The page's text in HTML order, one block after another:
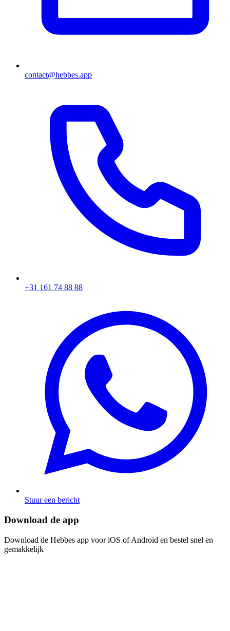
contact@hebbes.app
+31 161 74 88 88‬​​​​‌ ‍ ​‍​‍‌‍ ‌ ​‍‌‍‍‌‌‍‌ ‌‍‍‌‌‍ ‍​‍​‍​ ‍‍​‍​‍‌ ​ ‌‍​‌‌‍ ‍‌‍‍‌‌ ‌​‌ ‍‌​‍ ‍‌‍‍‌‌‍ ​‍​‍​‍ ​​‍​‍‌‍‍​‌ ​‍‌‍‌‌‌‍‌‍​‍​‍​ ‍‍​‍​‍‌‍‍​‌ ‌​‌ ‌​‌ ​​​ ‍‍​‍ ​‍ ‌‍ ​‌‍ ‌‍​ ‌‍​‌‌‍ ​‌‍‍​‌‍ ‌ ​ ‌ ‌​​ ‍‍​ ​ ​ ​ ​ ​ ​ ​ ​‍ ‌‍‍‌‌‍ ‍‌ ‌​‌‍‌‌‌‍ ‍‌ ‌​​‍ ‌‍‌‌‌‍‌​‌‍‍‌‌ ‌​​‍ ‌‍ ‌‌‍ ‌‍‌​‌‍‌‌​ ‌‌ ​​‌ ​‍‌‍‌‌‌ ​ ‌‍‌‌‌‍ ‍‌ ‌​‌‍​‌‌ ‌​‌‍‍‌‌‍ ‌‍ ‍​ ‍ ‌‍‍‌‌‍‌​​ ‌‌‍‌ ‌‍ ​‌‍ ‌‍​‍‌‍​‌‌‍ ​​ ‍ ‌ ‌​‌ ‍‌‌ ​​‌‍‌‌​ ‌‌‍‌ ‌‍ ​‌‍ ‌‍​‍‌‍​‌‌‍ ​​ ‍ ‌ ​​‌‍​‌‌ ‌​‌‍‍​​ ‌‌‍​ ‌‍ ‌‍ ‍‌ ‌​‌‍​‌‌‍​ ‌ ‌​​‍ ‍‌ ​​‌‍‍​‌‍ ‌‍ ‍‌‍‌‌​ ‌‍​‍‌‍​‌‌ ​ ‌‍‌‌‌‌‌‌‌ ​‍‌‍ ​​ ‌‌‍‍​‌ ‌​‌ ‌​‌ ​​​‍‌‌​ ​ ‌​​‌​‍‌‌​ ​‍‌​‌‍​‍‌‌​ ​‍‌​‌‍‌‍ ​‌‍ ‌‍​ ‌‍​‌‌‍ ​‌‍‍​‌‍ ‌ ​ ‌ ‌​​‍‌‌​ ​ ‌​​‌​ ​ ​ ​ ​ ​ ​ ​ ​‍‌‍‌‍‍‌‌‍‌​​ ‌‌‍‌ ‌‍ ​‌‍ ‌‍​‍‌‍​‌‌‍ ​​‍‌‍‌ ‌​‌ ‍‌‌ ​​‌‍‌‌​ ‌‌‍‌ ‌‍ ​‌‍ ‌‍​‍‌‍​‌‌‍ ​​‍‌‍‌ ​​‌‍​‌‌ ‌​‌‍‍​​ ‌‌‍​ ‌‍ ‌‍ ‍‌ ‌​‌‍​‌‌‍​ ‌ ‌​​‍ ‍‌ ​​‌‍‍​‌‍ ‌‍ ‍‌‍‌‌​‍‌‍‌ ​​‌‍‌‌‌ ​‍‌ ​ ‌ ​​‌‍‌‌‌‍​ ‌ ‌​‌‍‍‌‌ ‌‍‌‍‌‌​ ‌‌ ​​‌ ‌‌‌‍​‍‌‍ ​‌‍‍‌‌ ​ ‌‍‍​‌‍‌‌‌‍‌​​‍​‍‌ ‌
Stuur een bericht
Download de app​​​​‌ ‍ ​‍​‍‌‍ ‌ ​‍‌‍‍‌‌‍‌ ‌‍‍‌‌‍ ‍​‍​‍​ ‍‍​‍​‍‌ ​ ‌‍​‌‌‍ ‍‌‍‍‌‌ ‌​‌ ‍‌​‍ ‍‌‍‍‌‌‍ ​‍​‍​‍ ​​‍​‍‌‍‍​‌ ​‍‌‍‌‌‌‍‌‍​‍​‍​ ‍‍​‍​‍‌‍‍​‌ ‌​‌ ‌​‌ ​​​ ‍‍​‍ ​‍ ‌‍ ​‌‍ ‌‍​ ‌‍​‌‌‍ ​‌‍‍​‌‍ ‌ ​ ‌ ‌​​ ‍‍​ ​ ​ ​ ​ ​ ​ ​ ​‍ ‌‍‍‌‌‍ ‍‌ ‌​‌‍‌‌‌‍ ‍‌ ‌​​‍ ‌‍‌‌‌‍‌​‌‍‍‌‌ ‌​​‍ ‌‍ ‌‌‍ ‌‍‌​‌‍‌‌​ ‌‌ ​​‌ ​‍‌‍‌‌‌ ​ ‌‍‌‌‌‍ ‍‌ ‌​‌‍​‌‌ ‌​‌‍‍‌‌‍ ‌‍ ‍​ ‍ ‌‍‍‌‌‍‌​​ ‌‌‍‌ ‌‍ ​‌‍ ‌‍​‍‌‍​‌‌‍ ​​ ‍ ‌ ‌​‌ ‍‌‌ ​​‌‍‌‌​ ‌‌‍‌ ‌‍ ​‌‍ ‌‍​‍‌‍​‌‌‍ ​​ ‍ ‌ ​​‌‍​‌‌ ‌​‌‍‍​​ ‌‌‍‌‍‌‍ ‌‍ ‌ ‌​‌‍‌‌‌ ​‍​‍ ‍‌‍​‌‌ ​​‌ ​​‌​‌​‌‍ ‌ ‌ ‌‍ ‍‌‍ ​‌‍ ‌‍​‌‌‍‌​​‍ ‍‌ ‌​‌‍‍‌‌ ‌​‌‍ ​‌‍‌‌​ ‌‍​‍‌‍​‌‌ ​ ‌‍‌‌‌‌‌‌‌ ​‍‌‍ ​​ ‌‌‍‍​‌ ‌​‌ ‌​‌ ​​​‍‌‌​ ​ ‌​​‌​‍‌‌​ ​‍‌​‌‍​‍‌‌​ ​‍‌​‌‍‌‍ ​‌‍ ‌‍​ ‌‍​‌‌‍ ​‌‍‍​‌‍ ‌ ​ ‌ ‌​​‍‌‌​ ​ ‌​​‌​ ​ ​ ​ ​ ​ ​ ​ ​‍‌‍‌‍‍‌‌‍‌​​ ‌‌‍‌ ‌‍ ​‌‍ ‌‍​‍‌‍​‌‌‍ ​​‍‌‍‌ ‌​‌ ‍‌‌ ​​‌‍‌‌​ ‌‌‍‌ ‌‍ ​‌‍ ‌‍​‍‌‍​‌‌‍ ​​‍‌‍‌ ​​‌‍​‌‌ ‌​‌‍‍​​ ‌‌‍‌‍‌‍ ‌‍ ‌ ‌​‌‍‌‌‌ ​‍​‍ ‍‌‍​‌‌ ​​‌ ​​‌​‌​‌‍ ‌ ‌ ‌‍ ‍‌‍ ​‌‍ ‌‍​‌‌‍‌​​‍ ‍‌ ‌​‌‍‍‌‌ ‌​‌‍ ​‌‍‌‌​‍‌‍‌ ​​‌‍‌‌‌ ​‍‌ ​ ‌ ​​‌‍‌‌‌‍​ ‌ ‌​‌‍‍‌‌ ‌‍‌‍‌‌​ ‌‌ ​​‌ ‌‌‌‍​‍‌‍ ​‌‍‍‌‌ ​ ‌‍‍​‌‍‌‌‌‍‌​​‍​‍‌ ‌
Download de Hebbes app voor iOS of Android en bestel snel en
gemakkelijk​​​​‌ ‍ ​‍​‍‌‍ ‌ ​‍‌‍‍‌‌‍‌ ‌‍‍‌‌‍ ‍​‍​‍​ ‍‍​‍​‍‌ ​ ‌‍​‌‌‍ ‍‌‍‍‌‌ ‌​‌ ‍‌​‍ ‍‌‍‍‌‌‍ ​‍​‍​‍ ​​‍​‍‌‍‍​‌ ​‍‌‍‌‌‌‍‌‍​‍​‍​ ‍‍​‍​‍‌‍‍​‌ ‌​‌ ‌​‌ ​​​ ‍‍​‍ ​‍ ‌‍ ​‌‍ ‌‍​ ‌‍​‌‌‍ ​‌‍‍​‌‍ ‌ ​ ‌ ‌​​ ‍‍​ ​ ​ ​ ​ ​ ​ ​ ​‍ ‌‍‍‌‌‍ ‍‌ ‌​‌‍‌‌‌‍ ‍‌ ‌​​‍ ‌‍‌‌‌‍‌​‌‍‍‌‌ ‌​​‍ ‌‍ ‌‌‍ ‌‍‌​‌‍‌‌​ ‌‌ ​​‌ ​‍‌‍‌‌‌ ​ ‌‍‌‌‌‍ ‍‌ ‌​‌‍​‌‌ ‌​‌‍‍‌‌‍ ‌‍ ‍​ ‍ ‌‍‍‌‌‍‌​​ ‌‌‍‌ ‌‍ ​‌‍ ‌‍​‍‌‍​‌‌‍ ​​ ‍ ‌ ‌​‌ ‍‌‌ ​​‌‍‌‌​ ‌‌‍‌ ‌‍ ​‌‍ ‌‍​‍‌‍​‌‌‍ ​​ ‍ ‌ ​​‌‍​‌‌ ‌​‌‍‍​​ ‌‌‍‌‍‌‍ ‌‍ ‌ ‌​‌‍‌‌‌ ​‍​‍ ‍‌‍​‌‌ ​​‌ ​​‌​‌​‌‍ ‌ ‌ ‌‍ ‍‌‍ ​‌‍ ‌‍​‌‌‍‌​​‍ ‍‌‍‌​‌‍‌‌‌ ​ ‌‍​ ‌ ​‍‌‍‍‌‌ ​​‌ ‌​‌‍‍‌‌‍ ‌‍ ‍​ ‌‍​‍‌‍​‌‌ ​ ‌‍‌‌‌‌‌‌‌ ​‍‌‍ ​​ ‌‌‍‍​‌ ‌​‌ ‌​‌ ​​​‍‌‌​ ​ ‌​​‌​‍‌‌​ ​‍‌​‌‍​‍‌‌​ ​‍‌​‌‍‌‍ ​‌‍ ‌‍​ ‌‍​‌‌‍ ​‌‍‍​‌‍ ‌ ​ ‌ ‌​​‍‌‌​ ​ ‌​​‌​ ​ ​ ​ ​ ​ ​ ​ ​‍‌‍‌‍‍‌‌‍‌​​ ‌‌‍‌ ‌‍ ​‌‍ ‌‍​‍‌‍​‌‌‍ ​​‍‌‍‌ ‌​‌ ‍‌‌ ​​‌‍‌‌​ ‌‌‍‌ ‌‍ ​‌‍ ‌‍​‍‌‍​‌‌‍ ​​‍‌‍‌ ​​‌‍​‌‌ ‌​‌‍‍​​ ‌‌‍‌‍‌‍ ‌‍ ‌ ‌​‌‍‌‌‌ ​‍​‍ ‍‌‍​‌‌ ​​‌ ​​‌​‌​‌‍ ‌ ‌ ‌‍ ‍‌‍ ​‌‍ ‌‍​‌‌‍‌​​‍ ‍‌‍‌​‌‍‌‌‌ ​ ‌‍​ ‌ ​‍‌‍‍‌‌ ​​‌ ‌​‌‍‍‌‌‍ ‌‍ ‍​‍‌‍‌ ​​‌‍‌‌‌ ​‍‌ ​ ‌ ​​‌‍‌‌‌‍​ ‌ ‌​‌‍‍‌‌ ‌‍‌‍‌‌​ ‌‌ ​​‌ ‌‌‌‍​‍‌‍ ​‌‍‍‌‌ ​ ‌‍‍​‌‍‌‌‌‍‌​​‍​‍‌ ‌